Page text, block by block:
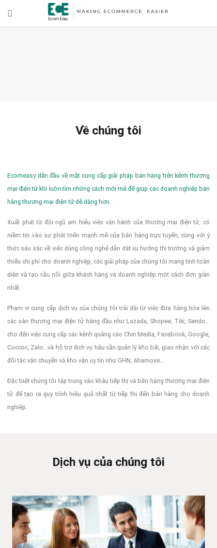
Về chúng tôi
Ecomeasy dẫn đầu về mặt cung cấp giải pháp bán hàng trên kênh thương
mại điện tử khi luôn tìm những cách mới mẻ để giúp các doanh nghiệp bán
hàng thương mại điện tử dễ dàng hơn.
Xuất phát từ đội ngũ am hiểu việc vận hành của thương mại điện tử, có
niềm tin vào sự phát triển mạnh mẽ của bán hàng trực tuyến, cùng với ý
thức sâu sắc về việc dùng công nghệ dẫn dắt xu hướng thị trường và giảm
thiểu chi phí cho doanh nghiệp, các giải pháp của chúng tôi mang tính toàn
diện và tạo cầu nối giữa khách hàng và doanh nghiệp một cách đơn giản
nhất.
Phạm vi cung cấp dịch vụ của chúng tôi trải dài từ việc đưa hàng hóa lên
các sàn thương mại điện tử hàng đầu như Lazada, Shopee, Tiki, Sendo...
cho đến việc cung cấp các kênh quảng cáo Chin Media, Facebook, Google,
Coccoc, Zalo...và hỗ trợ dịch vụ hậu cần quản lý kho bãi, giao nhận với các
đối tác vận chuyển và kho vận uy tín như GHN, Ahamove...
Đặc biệt chúng tôi tập trung vào khâu tiếp thị và bán hàng thương mại điện
tử để tạo ra quy trình hiệu quả nhất từ tiếp thị đến bán hàng cho doanh
nghiệp.
Dịch vụ của chúng tôi